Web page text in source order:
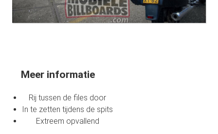
Meer informatie
Rij tussen de files door
In te zetten tijdens de spits
Extreem opvallend